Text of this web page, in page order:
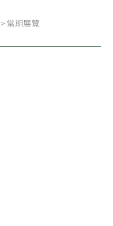
> 當期展覽